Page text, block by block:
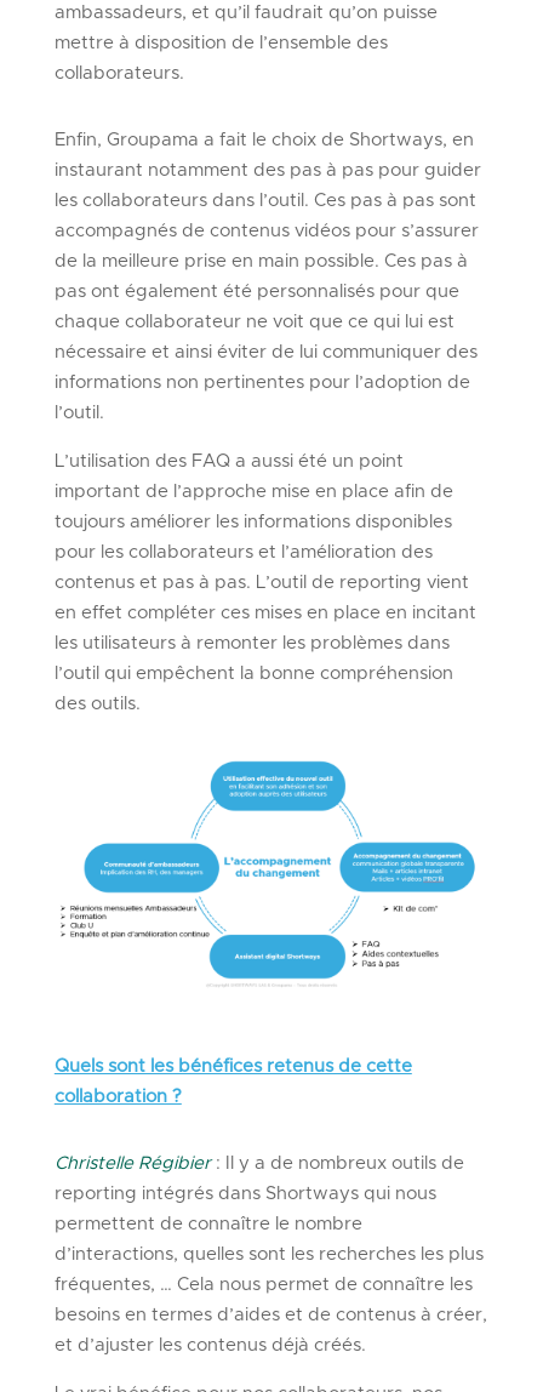
ambassadeurs, et qu’il faudrait qu’on puisse
mettre à disposition de l’ensemble des
collaborateurs.
Enfin, Groupama a fait le choix de Shortways, en
instaurant notamment des pas à pas pour guider
les collaborateurs dans l’outil. Ces pas à pas sont
accompagnés de contenus vidéos pour s’assurer
de la meilleure prise en main possible. Ces pas à
pas ont également été personnalisés pour que
chaque collaborateur ne voit que ce qui lui est
nécessaire et ainsi éviter de lui communiquer des
informations non pertinentes pour l’adoption de
l’outil.
L’utilisation des FAQ a aussi été un point
important de l’approche mise en place afin de
toujours améliorer les informations disponibles
pour les collaborateurs et l’amélioration des
contenus et pas à pas. L’outil de reporting vient
en effet compléter ces mises en place en incitant
les utilisateurs à remonter les problèmes dans
l’outil qui empêchent la bonne compréhension
des outils.
Quels sont les bénéfices retenus de cette
collaboration ?
Christelle Régibier : Il y a de nombreux outils de
reporting intégrés dans Shortways qui nous
permettent de connaître le nombre
d’interactions, quelles sont les recherches les plus
fréquentes, … Cela nous permet de connaître les
besoins en termes d’aides et de contenus à créer,
et d’ajuster les contenus déjà créés.